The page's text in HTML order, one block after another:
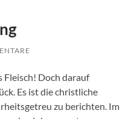
Fleisch! Doch darauf
Es ist die christliche
zu berichten. Im